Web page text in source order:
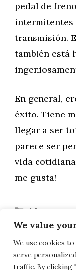
We value
We use cookies
serve
traffic. By clicking
pedal de
intermitentes
transmisión.
también está
En general,
éxito. Tiene
llegar a ser
parece ser
vida
me gusta!
Categorías
Motor
cómo
Triumph